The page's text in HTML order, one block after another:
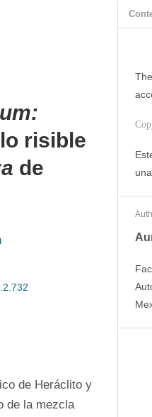
risible
de
de Heráclito y
de la mezcla